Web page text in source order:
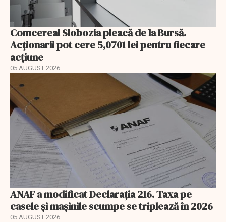
Comcereal Slobozia pleacă de la Bursă.
Acționarii pot cere 5,0701 lei pentru fiecare
acțiune
05 AUGUST 2026
ANAF a modificat Declarația 216. Taxa pe
casele și mașinile scumpe se triplează în 2026
05 AUGUST 2026